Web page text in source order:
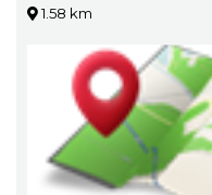
1.58 km